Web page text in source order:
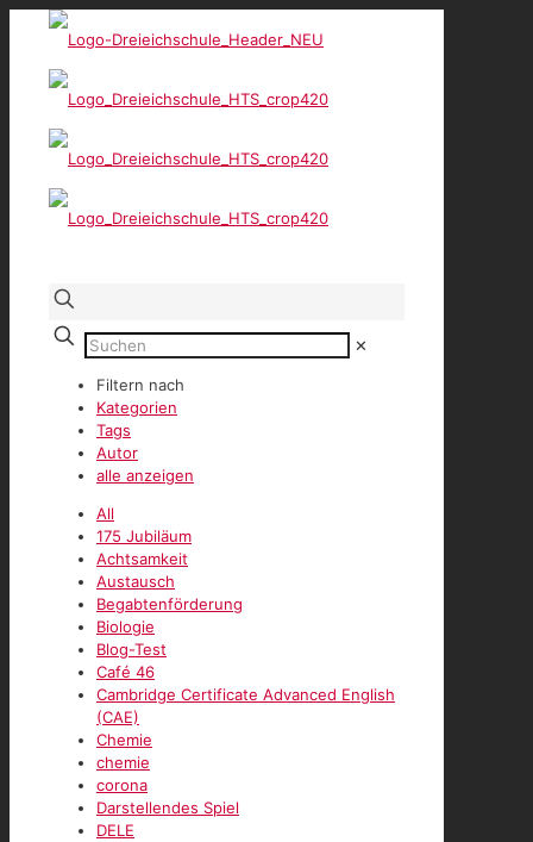
✕
Filtern nach
Kategorien
Tags
Autor
alle anzeigen
All
175 Jubiläum
Achtsamkeit
Austausch
Begabtenförderung
Biologie
Blog-Test
Café 46
Cambridge Certificate Advanced English
(CAE)
Chemie
chemie
corona
Darstellendes Spiel
DELE